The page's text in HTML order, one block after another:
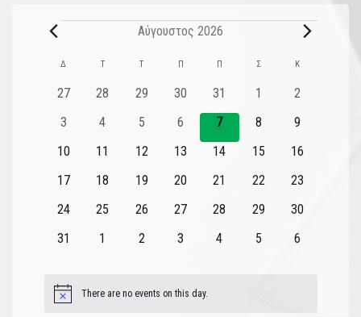
Αύγουστος 2026
Ημερολόγιο
του
Εκδηλώσεις
Δ Τ Τ Π Π Σ Κ
0
27
0
28
0
29
0
εκδηλώσεις
30
0
εκδηλώσεις
31
01
0
2
0
3
0
4
0
εκδηλώσεις
5
0
εκδηλώσεις
6
0
εκδηλώσεις
7
0
8
0
9
0
10
0
11
0
12
0
13
0
14
0
15
0
16
0
17
0
18
0
19
0
20
0
21
0
22
0
23
0
24
0
25
0
26
0
27
0
28
0
29
0
30
0
31
0
1
0
2
0
3
0
4
0
5
0
6
Notice There are no events on this day.